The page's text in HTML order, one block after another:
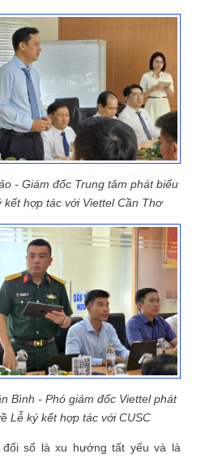
- Giám đốc Trung tâm phát biểu
kết hợp tác với Viettel Cần Thơ
Bình - Phó giám đốc Viettel phát
Lễ ký kết hợp tác với CUSC
đổi số là xu hướng tất yếu và là